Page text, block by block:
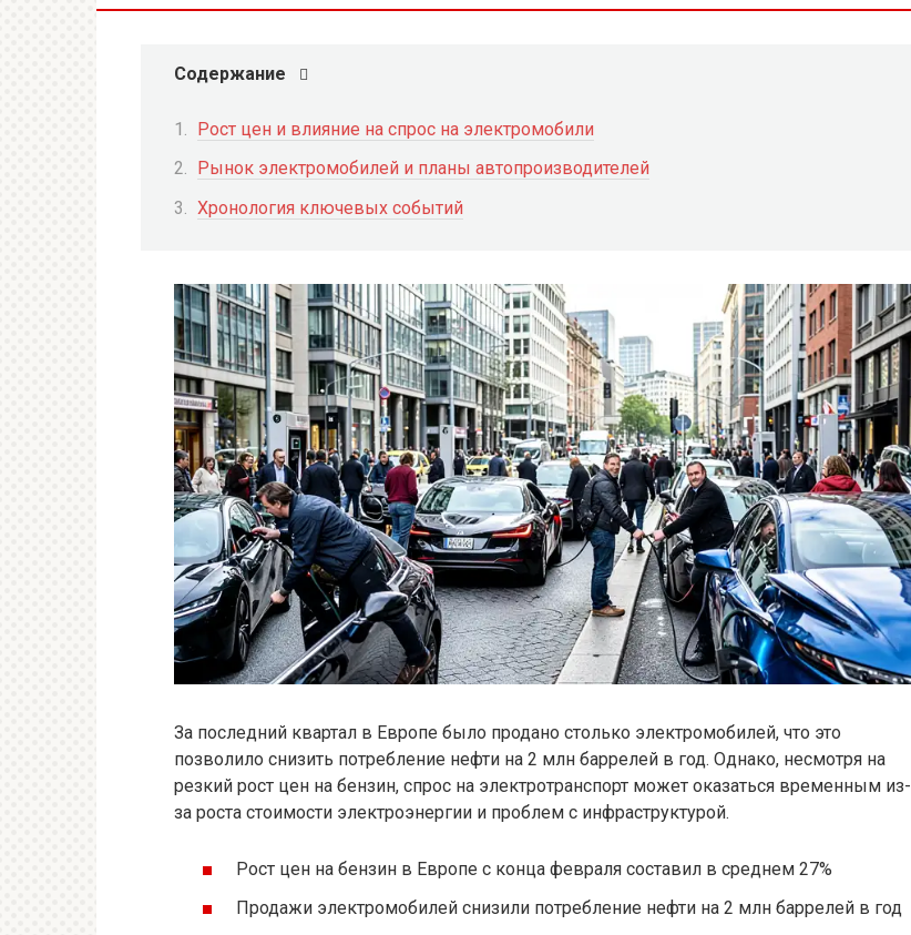
Содержание
Рост цен и влияние на спрос на электромобили
Рынок электромобилей и планы автопроизводителей
Хронология ключевых событий
За последний квартал в Европе было продано столько электромобилей, что это
позволило снизить потребление нефти на 2 млн баррелей в год. Однако, несмотря на
резкий рост цен на бензин, спрос на электротранспорт может оказаться временным из-
за роста стоимости электроэнергии и проблем с инфраструктурой.
Рост цен на бензин в Европе с конца февраля составил в среднем 27%
Продажи электромобилей снизили потребление нефти на 2 млн баррелей в год